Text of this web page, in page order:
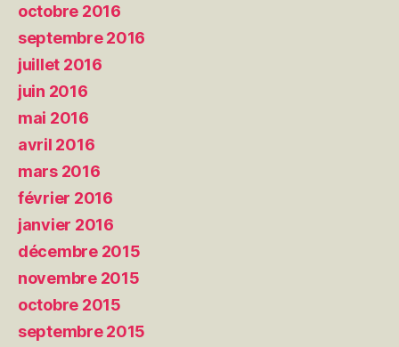
octobre 2016
septembre 2016
juillet 2016
juin 2016
mai 2016
avril 2016
mars 2016
février 2016
janvier 2016
décembre 2015
novembre 2015
octobre 2015
septembre 2015